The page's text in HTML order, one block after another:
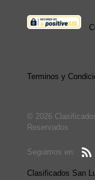
Terminos y
© 2026
Reservados
Seguimos en:
Clasificados San